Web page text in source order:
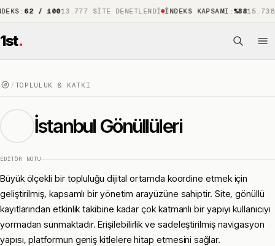
62 / 100 13.777 SITE DENETLENDI İNDEKS KAPSAMI:%8815.738 ÖNE
1st.
/ TOPLULUK & KATKI
İstanbul Gönüllüleri
EDITÖR NOTU
Büyük ölçekli bir topluluğu dijital ortamda koordine etmek için
geliştirilmiş, kapsamlı bir yönetim arayüzüne sahiptir. Site, gönüllü
kayıtlarından etkinlik takibine kadar çok katmanlı bir yapıyı kullanıcıyı
yormadan sunmaktadır. Erişilebilirlik ve sadeleştirilmiş navigasyon
yapısı, platformun geniş kitlelere hitap etmesini sağlar.